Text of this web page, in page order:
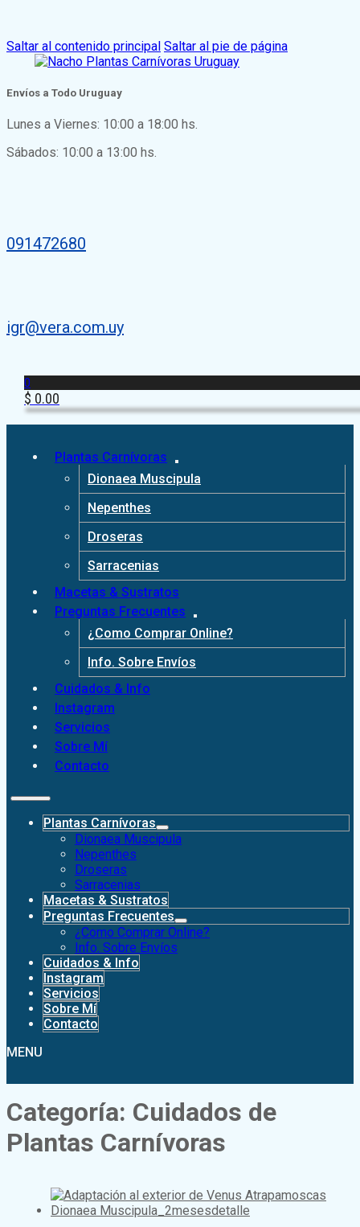
Saltar al contenido principal Saltar al pie de página
Envíos a Todo Uruguay
Lunes a Viernes: 10:00 a 18:00 hs.
Sábados: 10:00 a 13:00 hs.
091472680
igr@vera.com.uy
0
$ 0.00
Plantas Carnívoras
Dionaea Muscipula
Nepenthes
Droseras
Sarracenias
Macetas & Sustratos
Preguntas Frecuentes
¿Como Comprar Online?
Info. Sobre Envíos
Cuidados & Info
Instagram
Servicios
Sobre Mí
Contacto
Plantas Carnívoras
Dionaea Muscipula
Nepenthes
Droseras
Sarracenias
Macetas & Sustratos
Preguntas Frecuentes
¿Como Comprar Online?
Info. Sobre Envíos
Cuidados & Info
Instagram
Servicios
Sobre Mí
Contacto
MENU
Categoría: Cuidados de
Plantas Carnívoras